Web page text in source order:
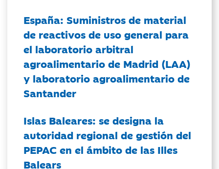
España: Suministros de material
de reactivos de uso general para
el laboratorio arbitral
agroalimentario de Madrid (LAA)
y laboratorio agroalimentario de
Santander
Islas Baleares: se designa la
autoridad regional de gestión del
PEPAC en el ámbito de las Illes
Balears